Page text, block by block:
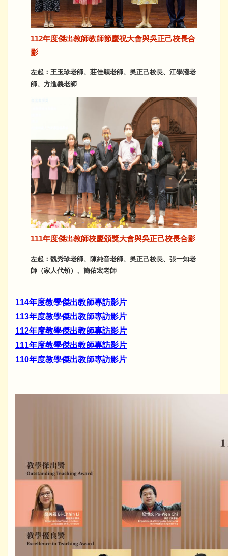
112年度傑出教師教師節慶祝大會與吳正己校長合
影
左起：王玉珍老師、莊佳穎老師、吳正己校長、江學瀅老
師、方進義老師
111年度傑出教師校慶頒獎大會與吳正己校長合影
左起：魏秀珍老師、陳純音老師、吳正己校長、張一知老
師（家人代領）、簡佑宏老師
114年度教學傑出教師專訪影片
113年度教學傑出教師專訪影片
112年度教學傑出教師專訪影片
111年度教學傑出教師專訪影片
110年度教學傑出教師專訪影片